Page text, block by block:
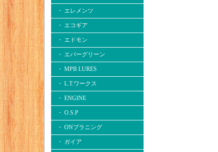
・ エレメンツ
・ エコギア
・ エドモン
・ エバーグリーン
・ MPB LURES
・ L.T.ワークス
・ ENGINE
・ O.S.P
・ ONプラニング
・ ガイア